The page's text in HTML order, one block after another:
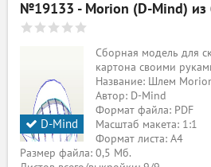
№19133 - Morion (D-Mind) из
D-Mind
Сборная модель для
картона своими
Название: Шлем
Автор: D-Mind
Формат файла: PDF
Масштаб макета: 1:1
Формат листа: А4
Размер файла: 0,5 Мб.